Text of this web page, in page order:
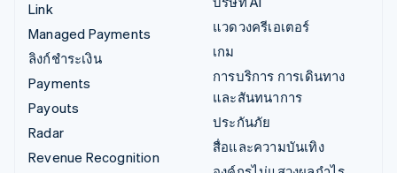
Link
Managed Payments
ลิงก์ชำระเงิน
Payments
Payouts
Radar
Revenue Recognition
แวดวงครีเอเตอร์
เกม
การบริการ การเดินทาง
และสันทนาการ
ประกันภัย
สื่อและความบันเทิง